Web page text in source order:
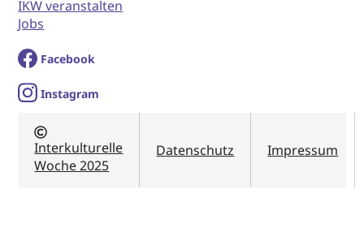
IKW veranstalten
Jobs
Facebook
Instagram
Interkulturelle
Woche 2025
Datenschutz Impressum